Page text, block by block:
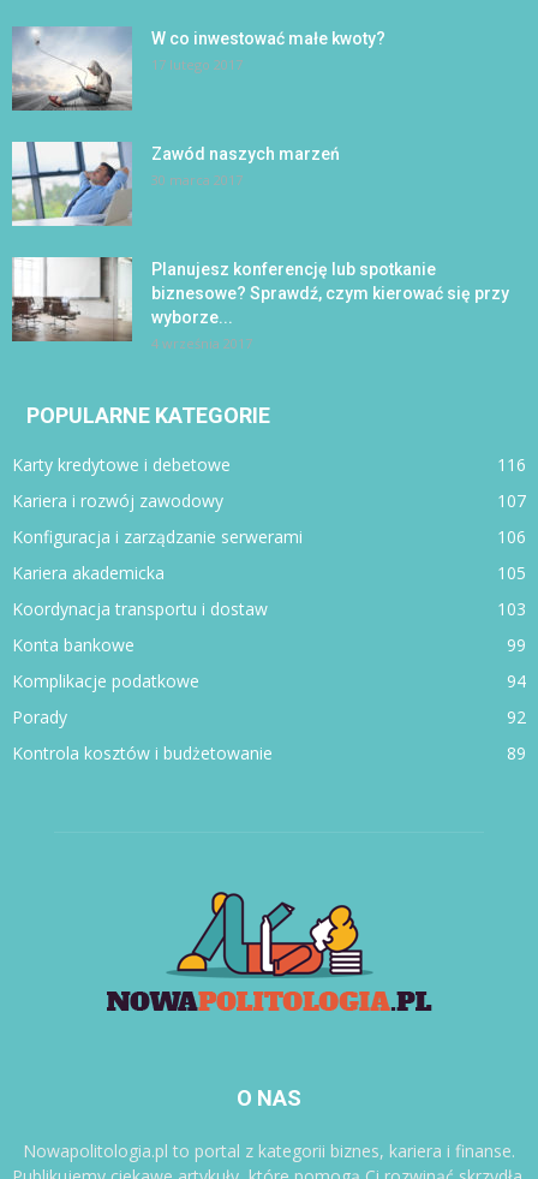
W co inwestować małe kwoty?
17 lutego 2017
Zawód naszych marzeń
30 marca 2017
Planujesz konferencję lub spotkanie
biznesowe? Sprawdź, czym kierować się przy
wyborze...
4 września 2017
POPULARNE KATEGORIE
Karty kredytowe i debetowe
116
Kariera i rozwój zawodowy
107
Konfiguracja i zarządzanie serwerami
106
Kariera akademicka
105
Koordynacja transportu i dostaw
103
Konta bankowe
99
Komplikacje podatkowe
94
Porady
92
Kontrola kosztów i budżetowanie
89
O NAS
Nowapolitologia.pl to portal z kategorii biznes, kariera i finanse.